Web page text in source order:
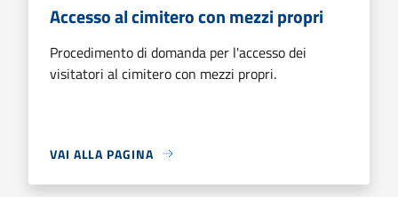
Accesso al cimitero con mezzi propri
Procedimento di domanda per l'accesso dei
visitatori al cimitero con mezzi propri.
VAI ALLA PAGINA